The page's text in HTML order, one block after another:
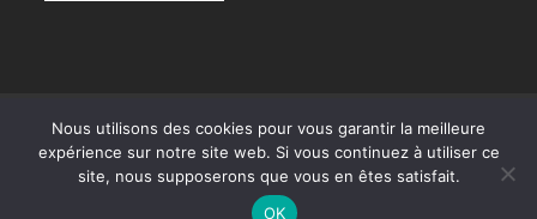
RGPD
Nous utilisons des cookies pour vous garantir la meilleure
expérience sur notre site web. Si vous continuez à utiliser ce
site, nous supposerons que vous en êtes satisfait.
OK